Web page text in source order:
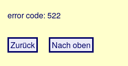
error code: 522
Zurück Nach oben